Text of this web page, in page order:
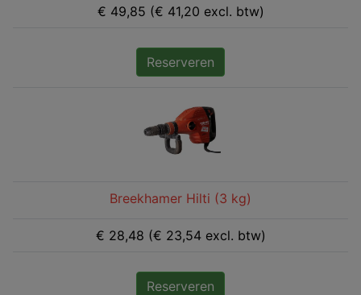
€ 49,85 (€ 41,20 excl. btw)
Reserveren
Breekhamer Hilti (3 kg)
€ 28,48 (€ 23,54 excl. btw)
Reserveren